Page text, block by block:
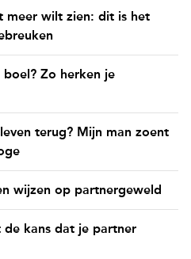
meer wilt zien: dit is het
Zo herken je
terug? Mijn man zoent
wijzen op partnergeweld
kans dat je partner